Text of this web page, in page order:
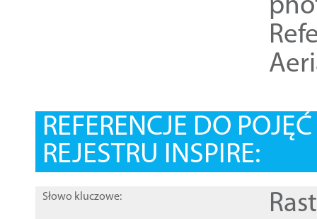
REFERENCJE DO
REJESTRU INSPIRE:
Słowo kluczowe: